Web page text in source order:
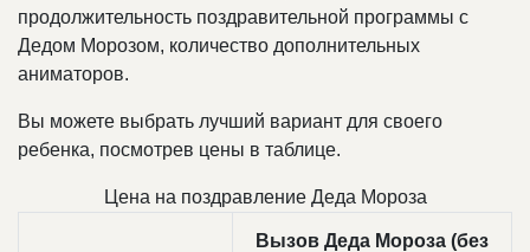
продолжительность поздравительной программы с
Дедом Морозом, количество дополнительных
аниматоров.
Вы можете выбрать лучший вариант для своего
ребенка, посмотрев цены в таблице.
Цена на поздравление Деда Мороза
Вызов Деда Мороза (без